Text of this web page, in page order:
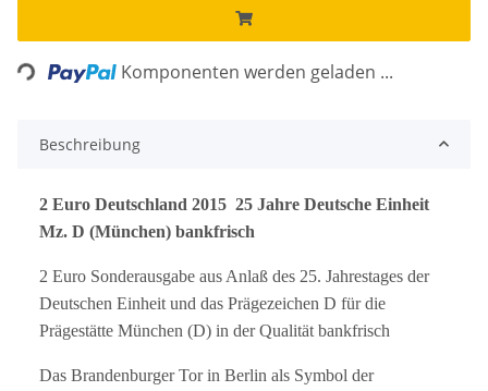
Loading... Komponenten werden geladen ...
Beschreibung
2 Euro Deutschland 2015 25 Jahre Deutsche Einheit
Mz. D (München) bankfrisch
2 Euro Sonderausgabe aus Anlaß des 25. Jahrestages der
Deutschen Einheit und das Prägezeichen D für die
Prägestätte München (D) in der Qualität bankfrisch
Das Brandenburger Tor in Berlin als Symbol der